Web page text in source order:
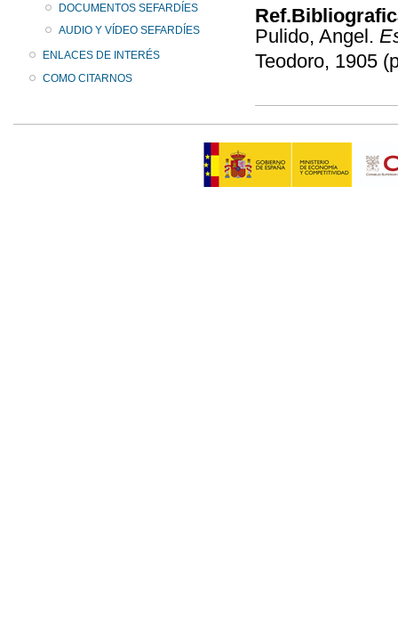
DOCUMENTOS SEFARDÍES
AUDIO Y VÍDEO SEFARDÍES
ENLACES DE INTERÉS
COMO CITARNOS
Pulido, Angel.
Teodoro, 1905